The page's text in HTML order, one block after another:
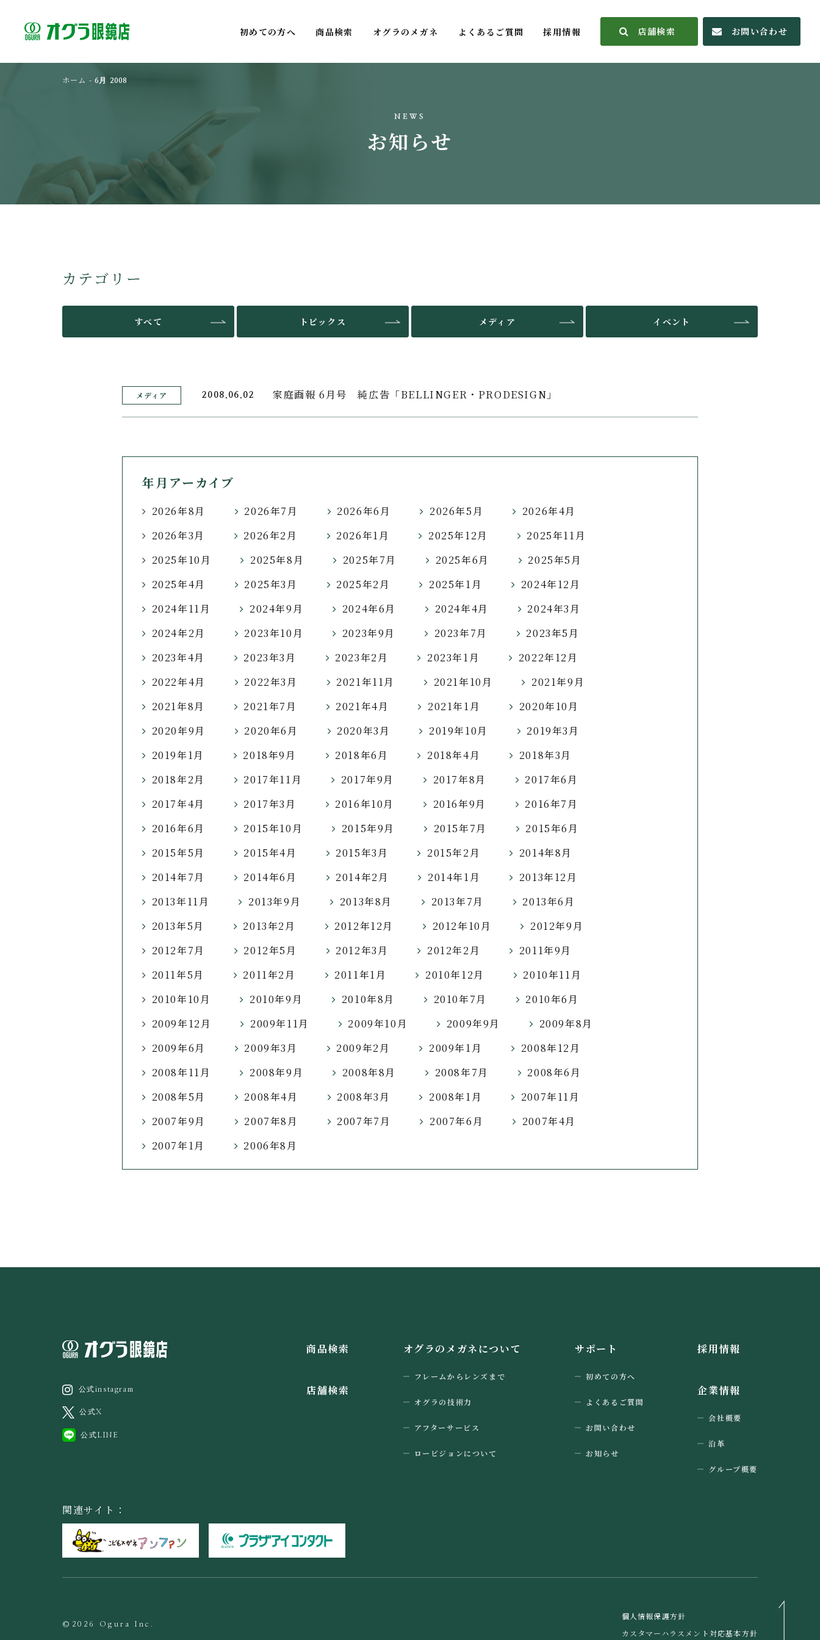
初めての方へ 商品検索 オグラのメガネ よくあるご質問 採用情報 店舗検索 お問い合わせ
NEWS
お知らせ
ホーム -6月 2008
カテゴリー
すべて トピックス メディア イベント
メディア 2008.06.02 家庭画報 6月号 純広告「BELLINGER・PRODESIGN」
年月アーカイブ
2026年8月 2026年7月 2026年6月 2026年5月
2026年4月
2026年3月
2026年2月 2026年1月 2025年12月
2025年11月
2025年10月
2025年8月 2025年7月 2025年6月
2025年5月
2025年4月
2025年3月 2025年2月 2025年1月
2024年12月
2024年11月
2024年9月 2024年6月 2024年4月
2024年3月
2024年2月
2023年10月 2023年9月 2023年7月
2023年5月
2023年4月
2023年3月 2023年2月 2023年1月
2022年12月
2022年4月
2022年3月 2021年11月 2021年10月
2021年9月
2021年8月
2021年7月 2021年4月 2021年1月
2020年10月
2020年9月
2020年6月 2020年3月 2019年10月
2019年3月
2019年1月
2018年9月 2018年6月 2018年4月
2018年3月
2018年2月
2017年11月 2017年9月 2017年8月
2017年6月
2017年4月
2017年3月 2016年10月 2016年9月
2016年7月
2016年6月
2015年10月 2015年9月 2015年7月
2015年6月
2015年5月
2015年4月 2015年3月 2015年2月
2014年8月
2014年7月
2014年6月 2014年2月 2014年1月
2013年12月
2013年11月
2013年9月 2013年8月 2013年7月
2013年6月
2013年5月
2013年2月 2012年12月 2012年10月
2012年9月
2012年7月
2012年5月 2012年3月 2012年2月
2011年9月
2011年5月
2011年2月 2011年1月 2010年12月
2010年11月
2010年10月
2010年9月 2010年8月 2010年7月
2010年6月
2009年12月
2009年11月 2009年10月 2009年9月
2009年8月
2009年6月
2009年3月 2009年2月 2009年1月
2008年12月
2008年11月
2008年9月 2008年8月 2008年7月
2008年6月
2008年5月
2008年4月 2008年3月 2008年1月
2007年11月
2007年9月
2007年8月 2007年7月 2007年6月
2007年4月
2007年1月
2006年8月
公式instagram
公式X
公式LINE
商品検索
店舗検索
オグラのメガネについて
フレームからレンズまで
オグラの技術力
アフターサービス
ロービジョンについて
サポート
初めての方へ
よくあるご質問
お問い合わせ
お知らせ
採用情報
企業情報
会社概要
沿革
グループ概要
関連サイト：
©2026 Ogura Inc.
個人情報保護方針
カスタマーハラスメント対応基本方針